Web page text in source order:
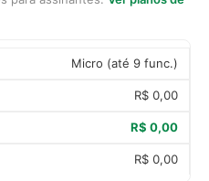
Micro (até 9 func.)
R$ 0,00
R$ 0,00
R$ 0,00